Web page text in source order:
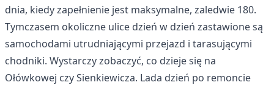
dnia, kiedy zapełnienie jest maksymalne, zaledwie 180.
Tymczasem okoliczne ulice dzień w dzień zastawione są
samochodami utrudniającymi przejazd i tarasującymi
chodniki. Wystarczy zobaczyć, co dzieje się na
Ołówkowej czy Sienkiewicza. Lada dzień po remoncie